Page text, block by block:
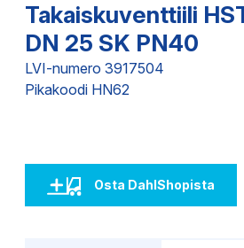
Takaiskuventtiili
DN 25 SK PN40
LVI-numero 3917504
Pikakoodi HN62
Osta DahlShopista